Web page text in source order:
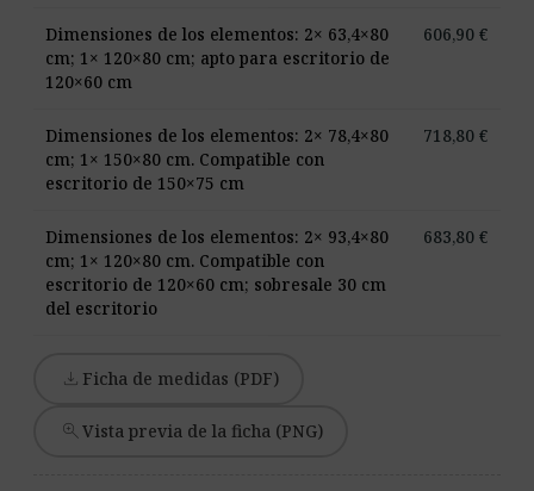
Dimensiones de los elementos: 2× 63,4×80
cm; 1× 120×80 cm; apto para escritorio de
120×60 cm
606,90 €
Dimensiones de los elementos: 2× 78,4×80
cm; 1× 150×80 cm. Compatible con
escritorio de 150×75 cm
718,80 €
Dimensiones de los elementos: 2× 93,4×80
cm; 1× 120×80 cm. Compatible con
escritorio de 120×60 cm; sobresale 30 cm
del escritorio
683,80 €
download Ficha de medidas (PDF)
zoom_inVista previa de la ficha (PNG)